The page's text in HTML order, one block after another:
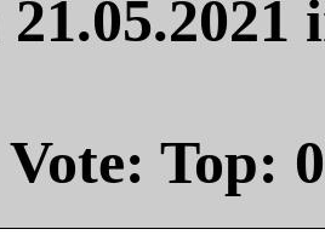
Vote: Top: 0